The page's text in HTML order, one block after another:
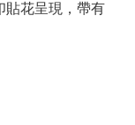
貼花呈現，帶有